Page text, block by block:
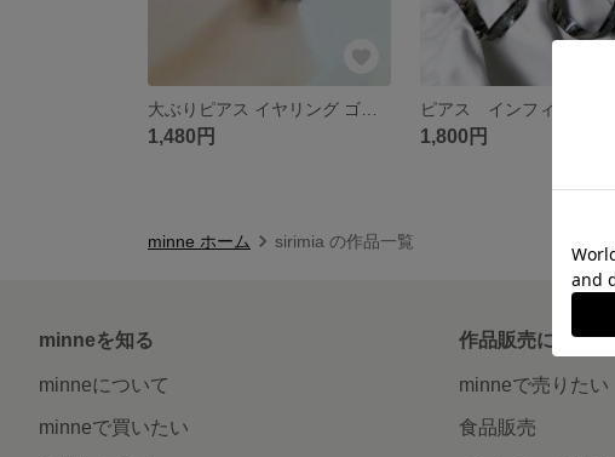
1,480円 1,800円
minne ホーム sirimia の作品一覧
minneを知る
minneについて
minneで買いたい
作品販売について
minneで売りたい
食品販売